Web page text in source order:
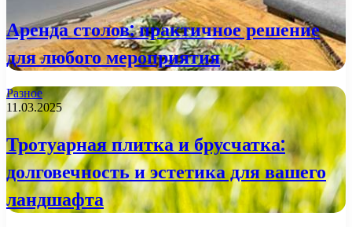
Аренда столов: практичное решение
для любого мероприятия
Разное
11.03.2025
Тротуарная плитка и брусчатка:
долговечность и эстетика для вашего
ландшафта